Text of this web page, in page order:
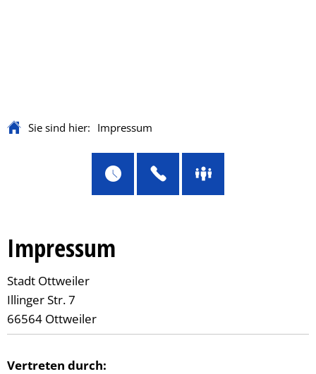
Sie sind hier: Impressum
Impressum
Stadt Ottweiler
Illinger Str. 7
66564 Ottweiler
Vertreten durch: